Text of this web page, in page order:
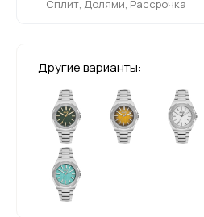
Сплит, Долями, Рассрочка
Другие варианты: